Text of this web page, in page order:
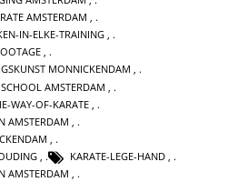
AMSTERDAM ,
IN-ELKE-TRAINING ,
,
MONNICKENDAM ,
AMSTERDAM
WAY-OF-KARATE
AMSTERDAM
KARATE-LEGE-HAND
AMSTERDAM